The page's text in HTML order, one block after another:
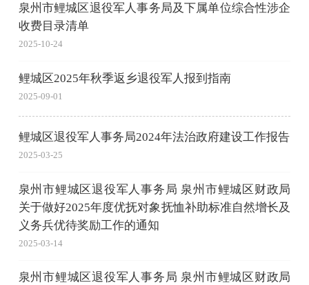
泉州市鲤城区退役军人事务局及下属单位综合性涉企
收费目录清单
2025-10-24
鲤城区2025年秋季返乡退役军人报到指南
2025-09-01
鲤城区退役军人事务局2024年法治政府建设工作报告
2025-03-25
泉州市鲤城区退役军人事务局 泉州市鲤城区财政局
关于做好2025年度优抚对象抚恤补助标准自然增长及
义务兵优待奖励工作的通知
2025-03-14
泉州市鲤城区退役军人事务局 泉州市鲤城区财政局